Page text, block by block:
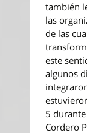
también
las
de las
este
algunos
5
Cordero